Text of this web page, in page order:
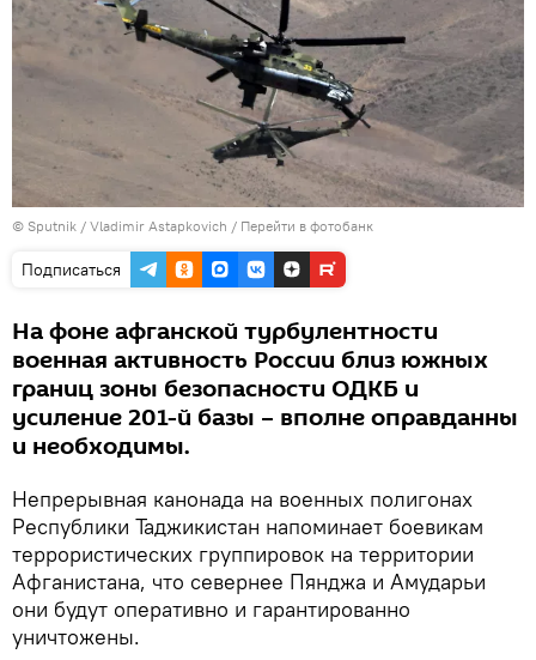
© Sputnik / Vladimir Astapkovich / Перейти в фотобанк
Подписаться
На фоне афганской турбулентности
военная активность России близ южных
границ зоны безопасности ОДКБ и
усиление 201-й базы – вполне оправданны
и необходимы.
Непрерывная канонада на военных полигонах
Республики Таджикистан напоминает боевикам
террористических группировок на территории
Афганистана, что севернее Пянджа и Амударьи
они будут оперативно и гарантированно
уничтожены.